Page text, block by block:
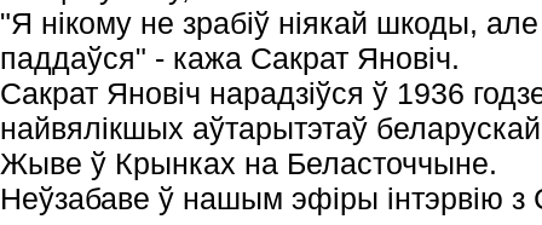
"Я нікому не зрабіў ніякай шкоды,
паддаўся" - кажа Сакрат Яновіч.
Сакрат Яновіч нарадзіўся ў 1936
найвялікшых аўтарытэтаў
Жыве ў Крынках на Беласточчыне.
Неўзабаве ў нашым эфіры інтэрвію з